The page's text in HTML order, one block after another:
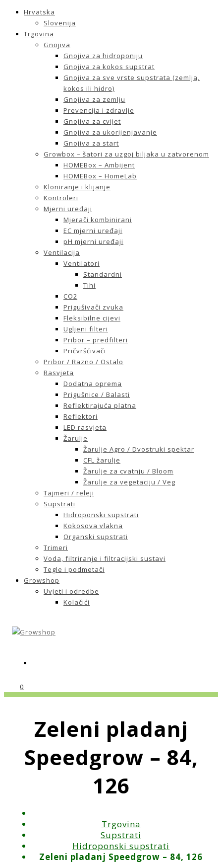
Hrvatska
Slovenija
Trgovina
Gnojiva
Gnojiva za hidroponiju
Gnojiva za kokos supstrat
Gnojiva za sve vrste supstrata (zemlja,
kokos ili hidro)
Gnojiva za zemlju
Prevencija i zdravlje
Gnojiva za cvijet
Gnojiva za ukorijenjavanje
Gnojiva za start
Growbox – šatori za uzgoj biljaka u zatvorenom
HOMEBox – Ambijent
HOMEBox – HomeLab
Kloniranje i klijanje
Kontroleri
Mjerni uređaji
Mjerači kombinirani
EC mjerni uređaji
pH mjerni uređaji
Ventilacija
Ventilatori
Standardni
Tihi
CO2
Prigušivači zvuka
Fleksibilne cijevi
Ugljeni filteri
Pribor – predfilteri
Pričvršćivači
Pribor / Razno / Ostalo
Rasvjeta
Dodatna oprema
Prigušnice / Balasti
Reflektirajuća platna
Reflektori
LED rasvjeta
Žarulje
Žarulje Agro / Dvostruki spektar
CFL žarulje
Žarulje za cvatnju / Bloom
Žarulje za vegetaciju / Veg
Tajmeri / releji
Supstrati
Hidroponski supstrati
Kokosova vlakna
Organski supstrati
Trimeri
Voda, filtriranje i filtracijski sustavi
Tegle i podmetači
Growshop
Uvjeti i odredbe
Kolačići
0
Zeleni pladanj
Speedgrow – 84,
126
Trgovina
Supstrati
Hidroponski supstrati
Zeleni pladanj Speedgrow – 84, 126